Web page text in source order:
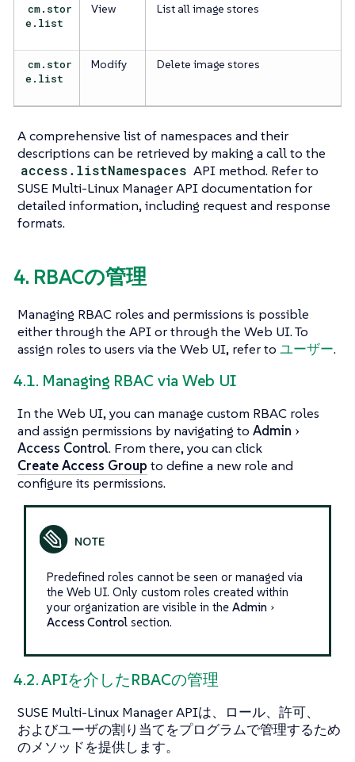
cm.stor
e.list
View List all image stores
cm.stor
e.list
Modify Delete image stores
A comprehensive list of namespaces and their
descriptions can be retrieved by making a call to the
access.listNamespaces API method. Refer to
SUSE Multi-Linux Manager API documentation for
detailed information, including request and response
formats.
4. RBACの管理
Managing RBAC roles and permissions is possible
either through the API or through the Web UI. To
assign roles to users via the Web UI, refer to ユーザー.
4.1. Managing RBAC via Web UI
In the Web UI, you can manage custom RBAC roles
and assign permissions by navigating to Admin
Access Control. From there, you can click
Create Access Group to define a new role and
configure its permissions.
Predefined roles cannot be seen or managed via
the Web UI. Only custom roles created within
your organization are visible in the Admin
Access Controlsection.
4.2. APIを介したRBACの管理
SUSE Multi-Linux Manager APIは、ロール、許可、
およびユーザの割り当てをプログラムで管理するため
のメソッドを提供します。